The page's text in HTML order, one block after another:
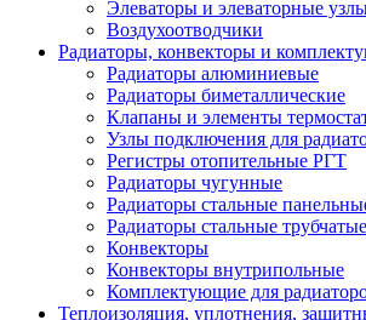
Элеваторы и элеваторные
Воздухоотводчики
Радиаторы, конвекторы и
Радиаторы алюминиевые
Радиаторы биметаллические
Клапаны и элементы
Узлы подключения для
Регистры отопительные РГТ
Радиаторы чугунные
Радиаторы стальные
Радиаторы стальные трубчатые
Конвекторы
Конвекторы внутрипольные
Комплектующие для
Теплоизоляция, уплотнения,